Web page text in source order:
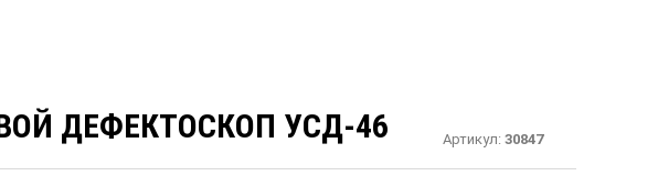
ДЕФЕКТОСКОП УСД-46 Артикул:30847